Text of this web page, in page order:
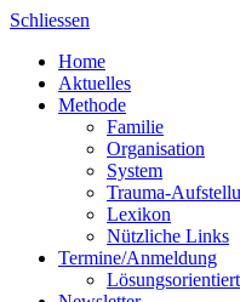
Skip
content
Schliessen
Home
Aktuelles
Methode
Familie
Organisation
System
Trauma-
Lexikon
Nützliche Links
Termine/Anmeldung